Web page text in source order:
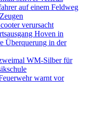
auf einem Feldweg
verursacht
Hoven in
Überquerung in der
WM-Silber für
warnt vor